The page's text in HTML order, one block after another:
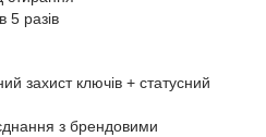
5 разів
захист ключів + статусний
з брендовими